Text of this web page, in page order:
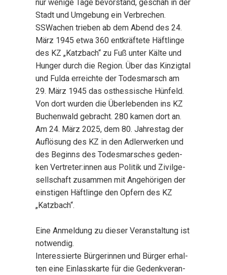
nur weni­ge Tage bevor­stand, geschah in der
Stadt und Umge­bung ein Ver­bre­chen.
SSWa­chen trie­ben ab dem Abend des 24.
März 1945 etwa 360 ent­kräf­te­te Häft­lin­ge
des KZ „Katz­bach“ zu Fuß unter Käl­te und
Hun­ger durch die Regi­on. Über das Kin­zig­tal
und Ful­da erreich­te der Todes­marsch am
29. März 1945 das ost­hes­si­sche Hün­feld.
Von dort wur­den die Über­le­ben­den ins KZ
Buchen­wald gebracht. 280 kamen dort an.
Am 24. März 2025, dem 80. Jah­res­tag der
Auf­lö­sung des KZ in den Adler­wer­ken und
des Beginns des Todes­mar­sches geden­
ken Vertreter:innen aus Poli­tik und Zivil­ge­
sell­schaft zusam­men mit Ange­hö­ri­gen der
eins­ti­gen Häft­lin­ge den Opfern des KZ
„Katz­bach“.
Eine Anmel­dung zu die­ser Ver­an­stal­tung ist
not­wen­dig.
Inter­es­sier­te Bür­ge­rin­nen und Bür­ger erhal­
ten eine Ein­lass­kar­te für die Gedenk­ver­an­